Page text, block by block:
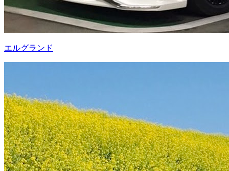
エルグランド